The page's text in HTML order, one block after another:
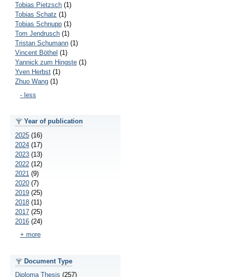
Tobias Pietzsch (1)
Tobias Schatz (1)
Tobias Schnupp (1)
Tom Jendrusch (1)
Tristan Schumann (1)
Vincent Böthel (1)
Yannick zum Hingste (1)
Yven Herbst (1)
Zhuo Wang (1)
- less
Year of publication
2025 (16)
2024 (17)
2023 (13)
2022 (12)
2021 (9)
2020 (7)
2019 (25)
2018 (11)
2017 (25)
2016 (24)
+ more
Document Type
Diploma Thesis (257)